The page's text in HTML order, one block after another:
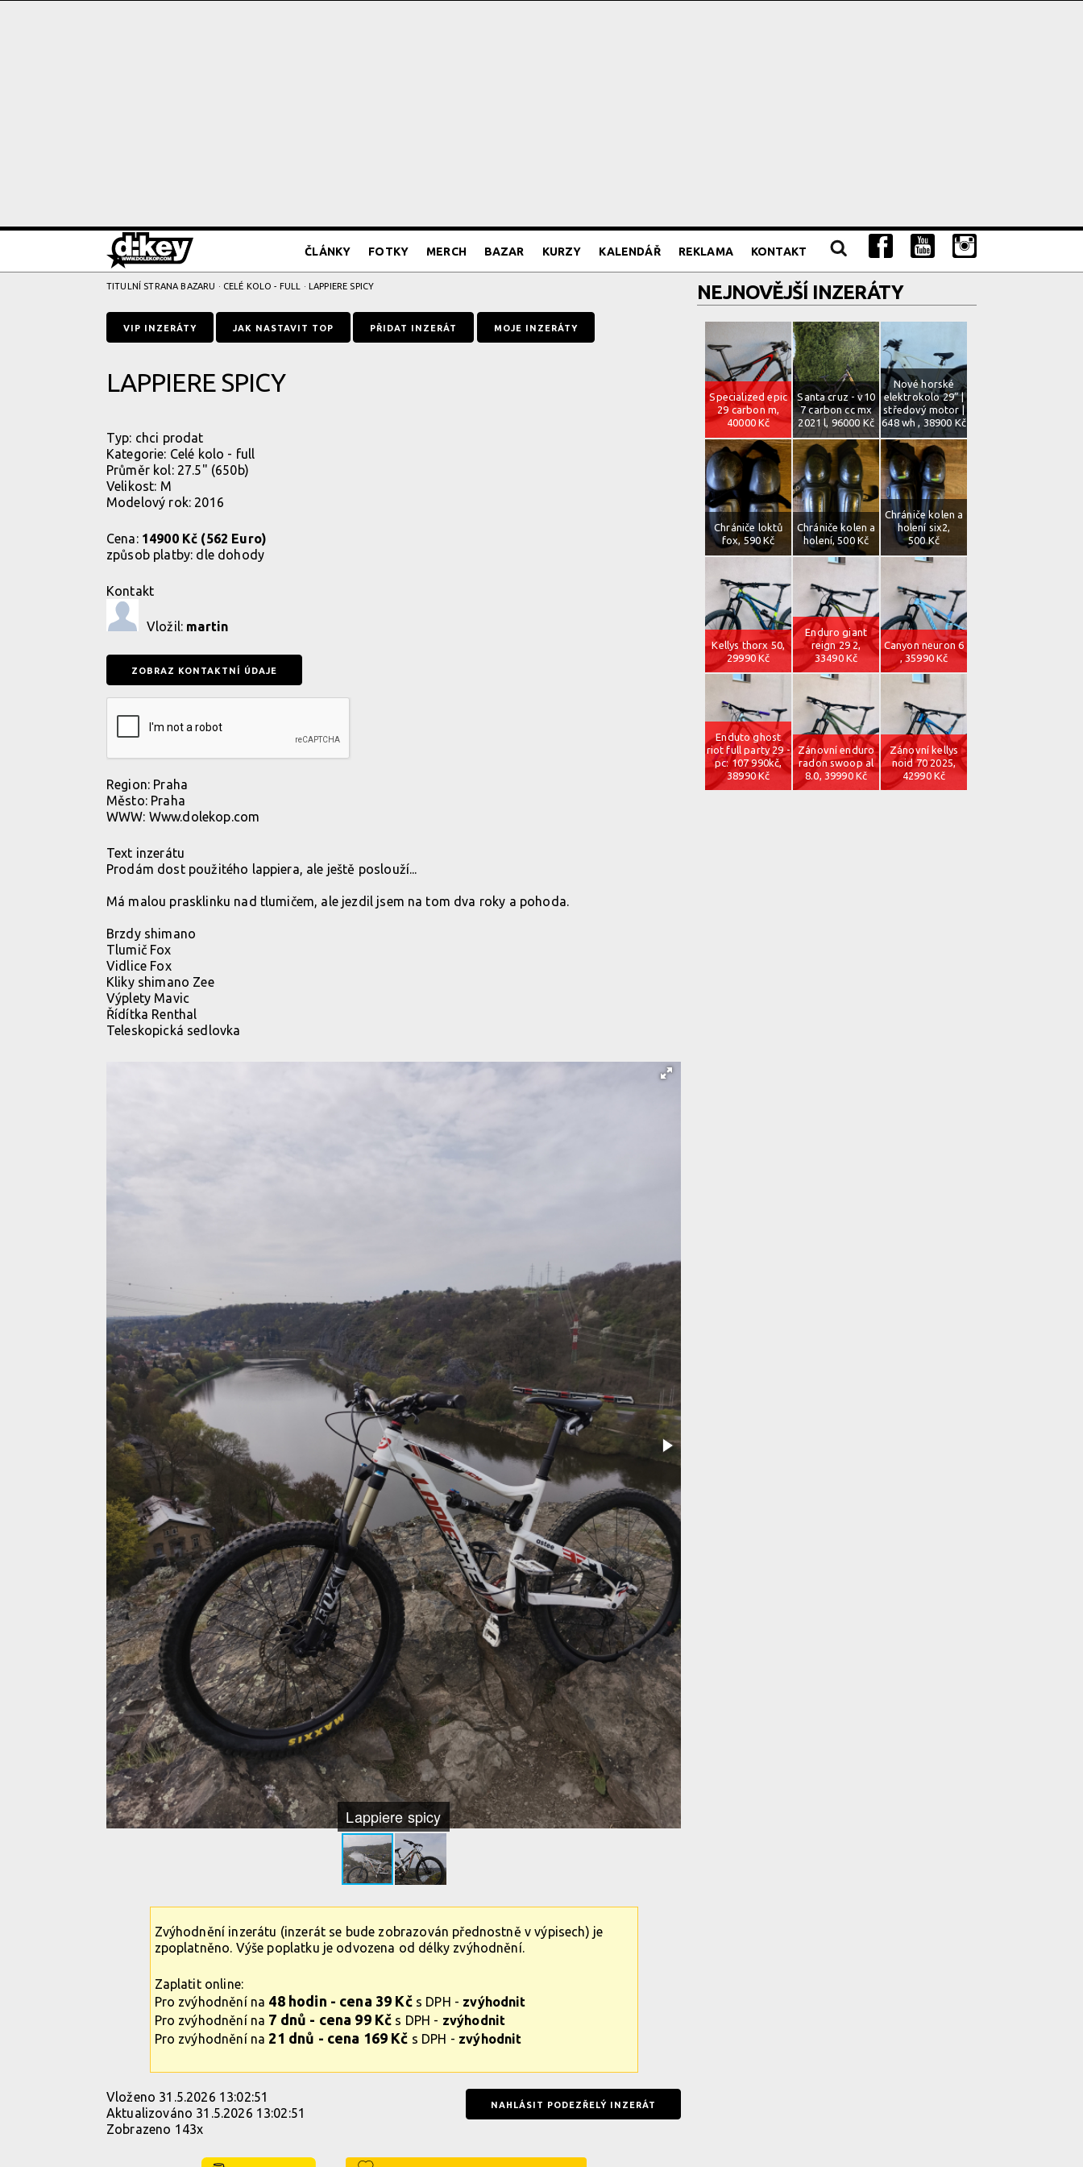
ČLÁNKY FOTKY MERCH BAZAR KURZY KALENDÁŘ REKLAMA KONTAKT
TITULNÍ STRANA BAZARU · CELÉ KOLO - FULL · LAPPIERE SPICY
VIP INZERÁTY JAK NASTAVIT TOP PŘIDAT INZERÁT MOJE INZERÁTY
LAPPIERE SPICY
Typ: chci prodat
Kategorie: Celé kolo - full
Průměr kol: 27.5" (650b)
Velikost: M
Modelový rok: 2016
Cena: 14900 Kč (562 Euro)
způsob platby: dle dohody
Kontakt
Vložil: martin
Region: Praha
Město: Praha
WWW: Www.dolekop.com
Text inzerátu
Prodám dost použitého lappiera, ale ještě poslouží...
Má malou prasklinku nad tlumičem, ale jezdil jsem na tom dva roky a pohoda.
Brzdy shimano
Tlumič Fox
Vidlice Fox
Kliky shimano Zee
Výplety Mavic
Řídítka Renthal
Teleskopická sedlovka
Lappiere spicy
Zvýhodnění inzerátu (inzerát se bude zobrazován přednostně v výpisech) je
zpoplatněno. Výše poplatku je odvozena od délky zvýhodnění.
Zaplatit online:
Pro zvýhodnění na 48 hodin - cena 39 Kčs DPH - zvýhodnit
Pro zvýhodnění na 7 dnů - cena 99 Kč s DPH - zvýhodnit
Pro zvýhodnění na21 dnů - cena 169 Kč s DPH - zvýhodnit
NAHLÁSIT PODEZŘELÝ INZERÁT
Vloženo 31.5.2026 13:02:51
Aktualizováno 31.5.2026 13:02:51
Zobrazeno 143x
NEJNOVĚJŠÍ INZERÁTY
Specialized epic
29 carbon m,
40000 Kč
Santa cruz - v10
7 carbon cc mx
2021 l, 96000 Kč
Nové horské
elektrokolo 29” |
středový motor |
648 wh , 38900 Kč
Chrániče loktů
fox, 590 Kč
Chrániče kolen a
holení, 500 Kč
Chrániče kolen a
holení six2,
500 Kč
Kellys thorx 50,
29990 Kč
Enduro giant
reign 29 2,
33490 Kč
Canyon neuron 6
, 35990 Kč
Enduto ghost
riot full party 29 -
pc: 107 990kč,
38990 Kč
Zánovní enduro
radon swoop al
8.0, 39990 Kč
Zánovní kellys
noid 70 2025,
42990 Kč